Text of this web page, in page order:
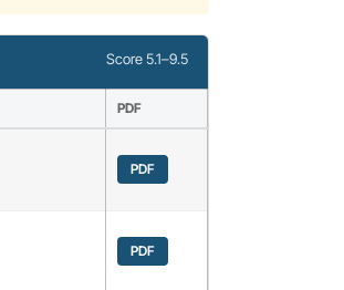
Score 5.1–9.5
PDF
PDF
PDF